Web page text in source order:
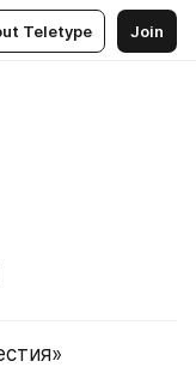
Teletype Join